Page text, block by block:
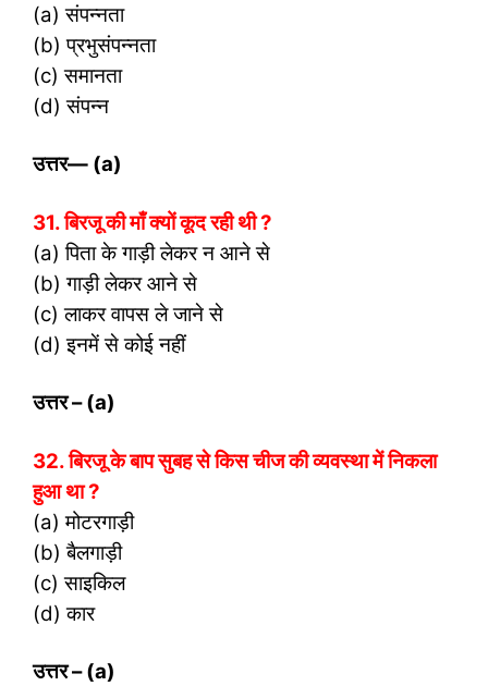
(a) संपन्नता
(b) प्रभुसंपन्नता
(c) समानता
(d) संपन्न
उत्तर— (a)
31. बिरजू की माँ क्यों कूद रही थी ?
(a) पिता के गाड़ी लेकर न आने से
(b) गाड़ी लेकर आने से
(c) लाकर वापस ले जाने से
(d) इनमें से कोई नहीं
उत्तर– (a)
32. बिरजू के बाप सुबह से किस चीज की व्यवस्था में निकला
हुआ था ?
(a) मोटरगाड़ी
(b) बैलगाड़ी
(c) साइकिल
(d) कार
उत्तर– (a)